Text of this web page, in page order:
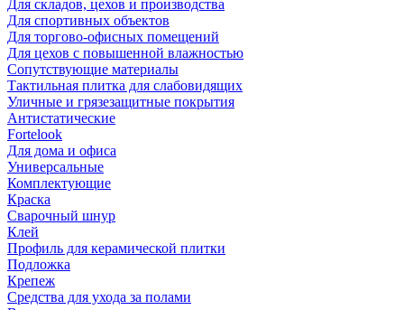
Для складов, цехов и производства
Для спортивных объектов
Для торгово-офисных помещений
Для цехов с повышенной влажностью
Сопутствующие материалы
Тактильная плитка для слабовидящих
Уличные и грязезащитные покрытия
Антистатические
Fortelook
Для дома и офиса
Универсальные
Комплектующие
Краска
Сварочный шнур
Клей
Профиль для керамической плитки
Подложка
Крепеж
Средства для ухода за полами